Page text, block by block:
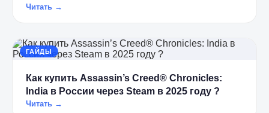
Читать →
ГАЙДЫ
Как купить Assassin’s Creed® Chronicles:
India в России через Steam в 2025 году ?
Читать →